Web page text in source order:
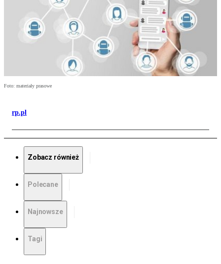
Foto: materiały prasowe
rp.pl
Zobacz również
Polecane
Najnowsze
Tagi